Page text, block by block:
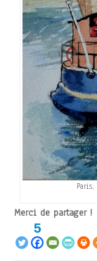
Paris,
Merci de partager !
5